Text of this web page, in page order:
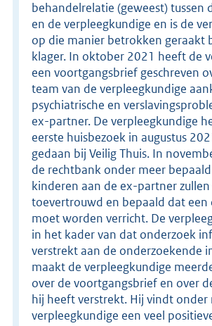
behandelrelatie (geweest) tussen
en de verpleegkundige en is de
op die manier betrokken geraakt
klager. In oktober 2021 heeft de
een voortgangsbrief geschreven
team van de verpleegkundige
psychiatrische en
ex-partner. De verpleegkundige
eerste huisbezoek in augustus
gedaan bij Veilig Thuis. In
de rechtbank onder meer
kinderen aan de ex-partner
toevertrouwd en bepaald dat een
moet worden verricht. De
in het kader van dat onderzoek
verstrekt aan de onderzoekende
maakt de verpleegkundige
over de voortgangsbrief en over
hij heeft verstrekt. Hij vindt onder
verpleegkundige een veel